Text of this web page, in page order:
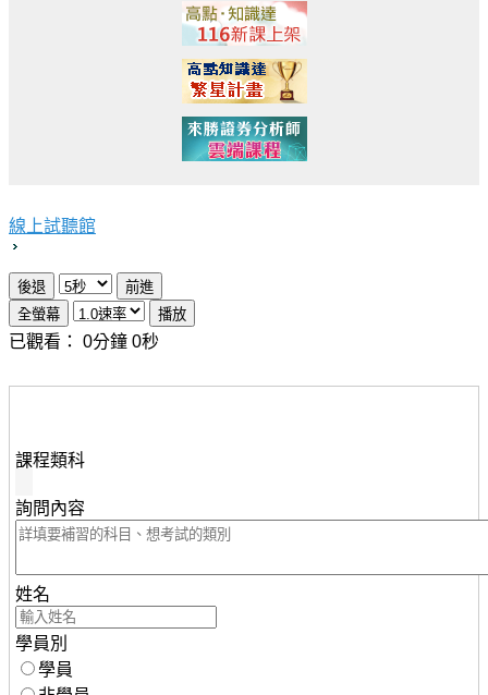
線上試聽館
已觀看： 0分鐘 0秒
課程類科
詢問內容
姓名
學員別
學員